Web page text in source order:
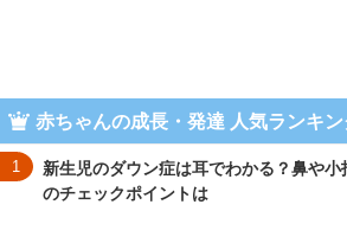
赤ちゃんの成長・発達 人気ランキン
1
新生児のダウン症は耳でわかる？鼻や小
のチェックポイントは